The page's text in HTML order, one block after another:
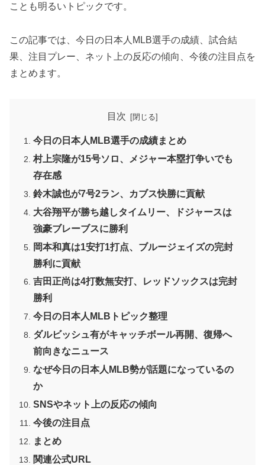
ことも明るいトピックです。
この記事では、今日の日本人MLB選手の成績、試合結
果、注目プレー、ネット上の反応の傾向、今後の注目点を
まとめます。
目次
今日の日本人MLB選手の成績まとめ
村上宗隆が15号ソロ、メジャー本塁打争いでも
存在感
鈴木誠也が7号2ラン、カブス快勝に貢献
大谷翔平が勝ち越しタイムリー、ドジャースは
強豪ブレーブスに勝利
岡本和真は1安打1打点、ブルージェイズの完封
勝利に貢献
吉田正尚は4打数無安打、レッドソックスは完封
勝利
今日の日本人MLBトピック整理
ダルビッシュ有がキャッチボール再開、復帰へ
前向きなニュース
なぜ今日の日本人MLB勢が話題になっているの
か
SNSやネット上の反応の傾向
今後の注目点
まとめ
関連公式URL